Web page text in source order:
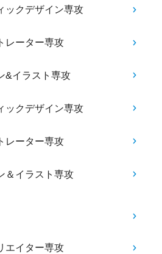
ックデザイン専攻
レーター専攻
&イラスト専攻
ックデザイン専攻
レーター専攻
＆イラスト専攻
エイター専攻